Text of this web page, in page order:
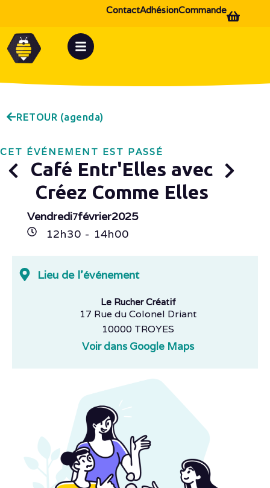
Commande
Adhésion
Contact
RETOUR (agenda)
CET ÉVÉNEMENT EST PASSÉ
Café Entr'Elles avec
Créez Comme Elles
Vendredi7février2025
12h30 - 14h00
Lieu de l'événement
Le Rucher Créatif
17 Rue du Colonel Driant
10000 TROYES
Voir dans Google Maps